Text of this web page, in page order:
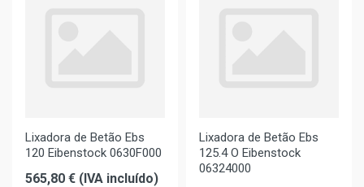
Lixadora de Betão Ebs
120 Eibenstock 0630F000
565,80 € (IVA incluído)
Lixadora de Betão Ebs
125.4 O Eibenstock
06324000